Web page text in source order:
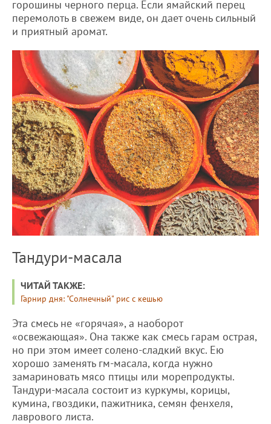
горошины черного перца. Если ямайский перец
перемолоть в свежем виде, он дает очень сильный
и приятный аромат.
Тандури-масала
ЧИТАЙ ТАКЖЕ:
Гарнир дня: "Солнечный" рис с кешью
Эта смесь не «горячая», а наоборот
«освежающая». Она также как смесь гарам острая,
но при этом имеет солено-сладкий вкус. Ею
хорошо заменять гм-масала, когда нужно
замариновать мясо птицы или морепродукты.
Тандури-масала состоит из куркумы, корицы,
кумина, гвоздики, пажитника, семян фенхеля,
лаврового листа.